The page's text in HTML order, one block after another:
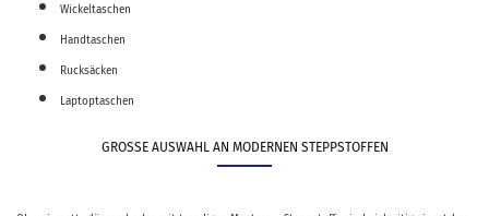
Wickeltaschen
Handtaschen
Rucksäcken
Laptoptaschen
GROSSE AUSWAHL AN MODERNEN STEPPSTOFFEN